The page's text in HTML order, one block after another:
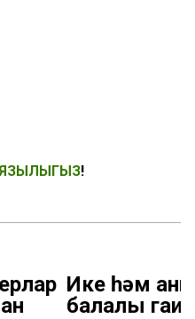
ЯЗЫЛЫГЫЗ!
Ике һәм
балалы